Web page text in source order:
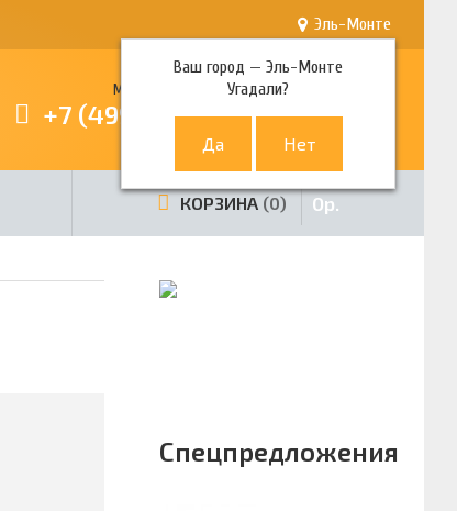
Эль-Монте
Ваш город —Эль-Монте
Угадали?
Многоканальный телефон
+7 (499) 380-80-80
КОРЗИНА 0 0р.
Спецпредложения